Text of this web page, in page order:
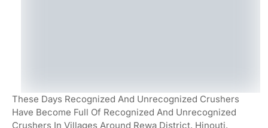
These Days Recognized And Unrecognized Crushers
Have Become Full Of Recognized And Unrecognized
Crushers In Villages Around Rewa District, Hinouti,